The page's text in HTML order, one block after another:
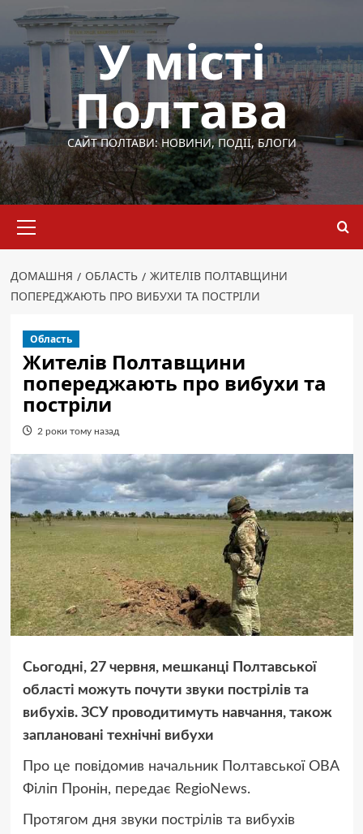
Перейти
вмісту
У місті
Полтава
САЙТ ПОЛТАВИ: НОВИНИ, ПОДІЇ, БЛОГИ
меню
ДОМАШНЯ ОБЛАСТЬ
ЖИТЕЛІВ ПОЛТАВЩИНИ
ПОПЕРЕДЖАЮТЬ ПРО ВИБУХИ ТА ПОСТРІЛИ
Область
Жителів Полтавщини
попереджають про вибухи та
постріли
2 роки тому назад
Сьогодні, 27 червня, мешканці Полтавської
області можуть почути звуки пострілів та
вибухів. ЗСУ проводитимуть навчання, також
заплановані технічні вибухи
Про це повідомив начальник Полтавської ОВА
Філіп Пронін, передає RegioNews.
Протягом дня звуки пострілів та вибухів